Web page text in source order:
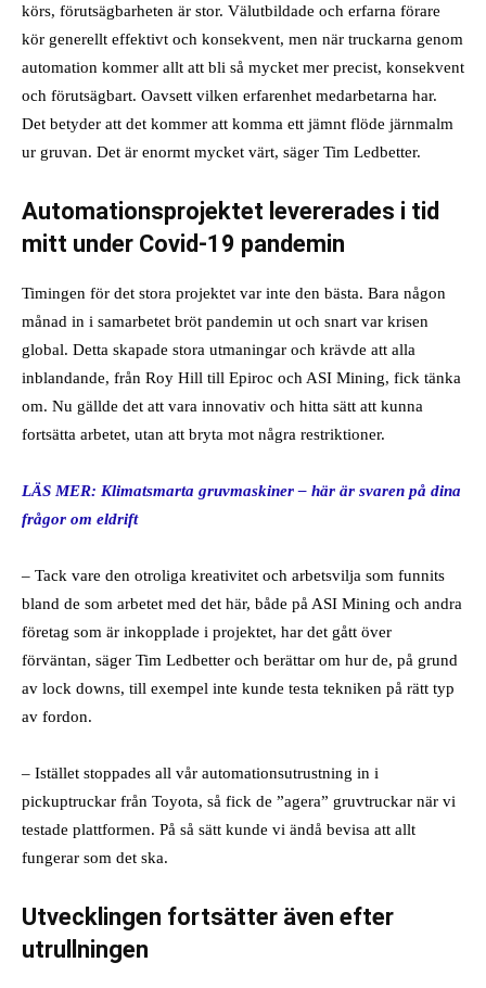
körs, förutsägbarheten är stor. Välutbildade och erfarna förare
kör generellt effektivt och konsekvent, men när truckarna genom
automation kommer allt att bli så mycket mer precist, konsekvent
och förutsägbart. Oavsett vilken erfarenhet medarbetarna har.
Det betyder att det kommer att komma ett jämnt flöde järnmalm
ur gruvan. Det är enormt mycket värt, säger Tim Ledbetter.
Automationsprojektet levererades i tid
mitt under Covid-19 pandemin
Timingen för det stora projektet var inte den bästa. Bara någon
månad in i samarbetet bröt pandemin ut och snart var krisen
global. Detta skapade stora utmaningar och krävde att alla
inblandande, från Roy Hill till Epiroc och ASI Mining, fick tänka
om. Nu gällde det att vara innovativ och hitta sätt att kunna
fortsätta arbetet, utan att bryta mot några restriktioner.
LÄS MER: Klimatsmarta gruvmaskiner – här är svaren på dina
frågor om eldrift
– Tack vare den otroliga kreativitet och arbetsvilja som funnits
bland de som arbetet med det här, både på ASI Mining och andra
företag som är inkopplade i projektet, har det gått över
förväntan, säger Tim Ledbetter och berättar om hur de, på grund
av lock downs, till exempel inte kunde testa tekniken på rätt typ
av fordon.
– Istället stoppades all vår automationsutrustning in i
pickuptruckar från Toyota, så fick de ”agera” gruvtruckar när vi
testade plattformen. På så sätt kunde vi ändå bevisa att allt
fungerar som det ska.
Utvecklingen fortsätter även efter
utrullningen